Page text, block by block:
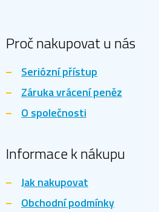
Proč nakupovat u nás
Seriózní přístup
Záruka vrácení peněz
O společnosti
Informace k nákupu
Jak nakupovat
Obchodní podmínky